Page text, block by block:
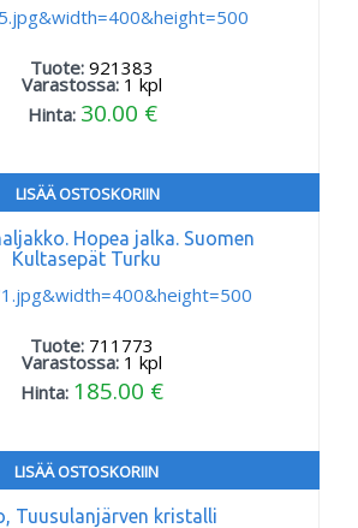
Tuote:921383
Varastossa: 1 kpl
Hinta: 30.00 €
LISÄÄ OSTOSKORIIN
Hopea jalka. Suomen
Kultasepät Turku
Tuote: 711773
Varastossa: 1 kpl
Hinta: 185.00 €
LISÄÄ OSTOSKORIIN
Tuusulanjärven kristalli